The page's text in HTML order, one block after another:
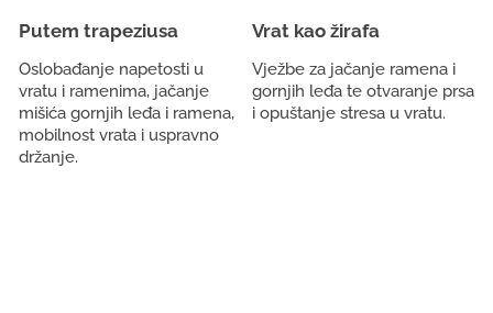
Putem trapeziusa
Oslobađanje napetosti u
vratu i ramenima, jačanje
mišića gornjih leđa i ramena,
mobilnost vrata i uspravno
držanje.
Vrat kao žirafa
Vježbe za jačanje ramena i
gornjih leđa te otvaranje prsa
i opuštanje stresa u vratu.